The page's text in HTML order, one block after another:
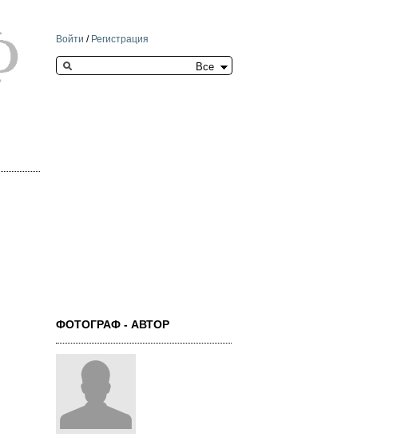
Войти / Регистрация
Search this site
ФОТОГРАФ - АВТОР